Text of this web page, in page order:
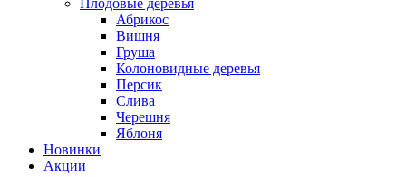
Плодовые деревья
Абрикос
Вишня
Груша
Колоновидные деревья
Персик
Слива
Черешня
Яблоня
Новинки
Акции